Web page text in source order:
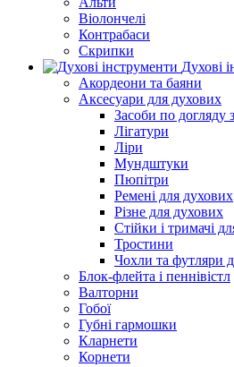
Віолончелі
Контрабаси
Скрипки
Духові
Акордеони та баяни
Аксесуари для духових
Засоби по догляду
Лігатури
Ліри
Мундштуки
Пюпітри
Ремені для духових
Різне для духових
Стійки і тримачі
Тростини
Чохли та футляри
Блок-флейта і пеннівістл
Валторни
Гобої
Губні гармошки
Кларнети
Корнети